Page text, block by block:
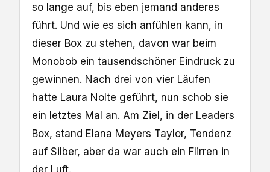
so lange auf, bis eben jemand anderes
führt. Und wie es sich anfühlen kann, in
dieser Box zu stehen, davon war beim
Monobob ein tausendschöner Eindruck zu
gewinnen. Nach drei von vier Läufen
hatte Laura Nolte geführt, nun schob sie
ein letztes Mal an. Am Ziel, in der Leaders
Box, stand Elana Meyers Taylor, Tendenz
auf Silber, aber da war auch ein Flirren in
der Luft.